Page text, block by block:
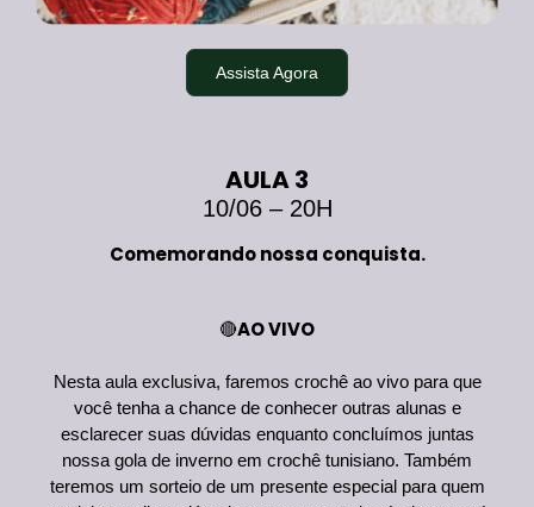
Assista Agora
AULA 3
10/06 – 20H
Comemorando nossa conquista.
🔴AO VIVO
Nesta aula exclusiva, faremos crochê ao vivo para que
você tenha a chance de conhecer outras alunas e
esclarecer suas dúvidas enquanto concluímos juntas
nossa gola de inverno em crochê tunisiano. Também
teremos um sorteio de um presente especial para quem